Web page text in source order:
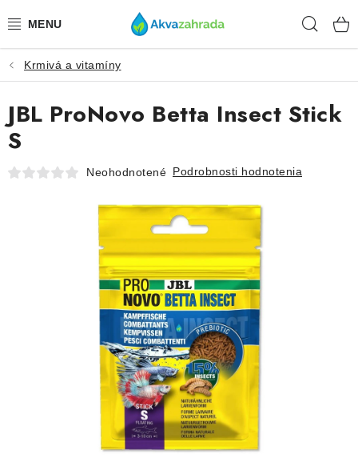
na
TECHNIKA
HNOJIVÁ
VODA
KRMIVÁ A VITAMÍNY
Krmivá a vitamíny
JBL ProNovo Betta Insect Stick
S
Neohodnotené Podrobnosti hodnotenia